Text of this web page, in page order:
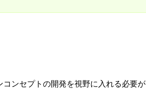
ンセプトの開発を視野に入れる必要が